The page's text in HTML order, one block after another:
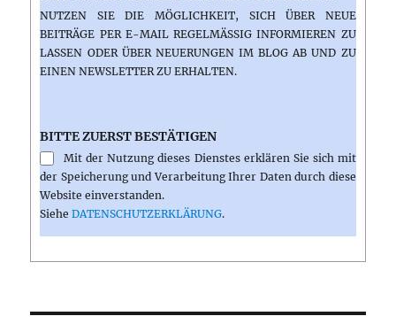
NUTZEN SIE DIE MÖGLICHKEIT, SICH ÜBER NEUE
BEITRÄGE PER E-MAIL REGELMÄSSIG INFORMIEREN ZU L
ASSEN ODER ÜBER NEUERUNGEN IM BLOG AB UND ZU E
INEN NEWSLETTER ZU ERHALTEN.
BITTE ZUERST BESTÄTIGEN
Mit der Nutzung dieses Dienstes erklären Sie sich mit
der Speicherung und Verarbeitung Ihrer Daten durch diese
Website einverstanden.
SieheDATENSCHUTZERKLÄRUNG.